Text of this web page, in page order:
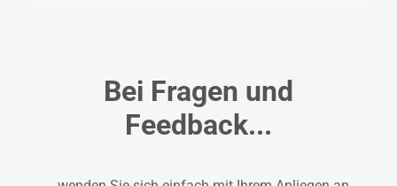
Bei Fragen und
Feedback...